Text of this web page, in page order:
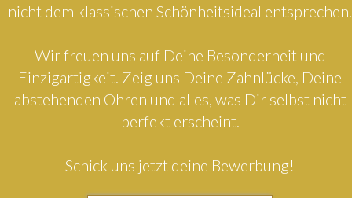
nicht dem klassischen Schönheitsideal entsprechen.
Wir freuen uns auf Deine Besonderheit und
Einzigartigkeit. Zeig uns Deine Zahnlücke, Deine
abstehenden Ohren und alles, was Dir selbst nicht
perfekt erscheint.
Schick uns jetzt deine Bewerbung!